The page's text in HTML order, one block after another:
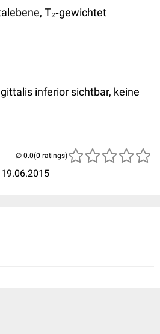
T₂‐gewichtet
inferior sichtbar, keine
19.06.2015
(0 ratings)